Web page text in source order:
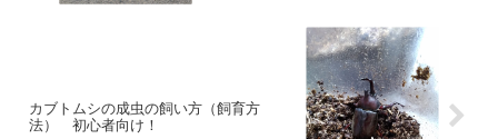
カブトムシの成虫の飼い方（飼育方
法） 初心者向け！